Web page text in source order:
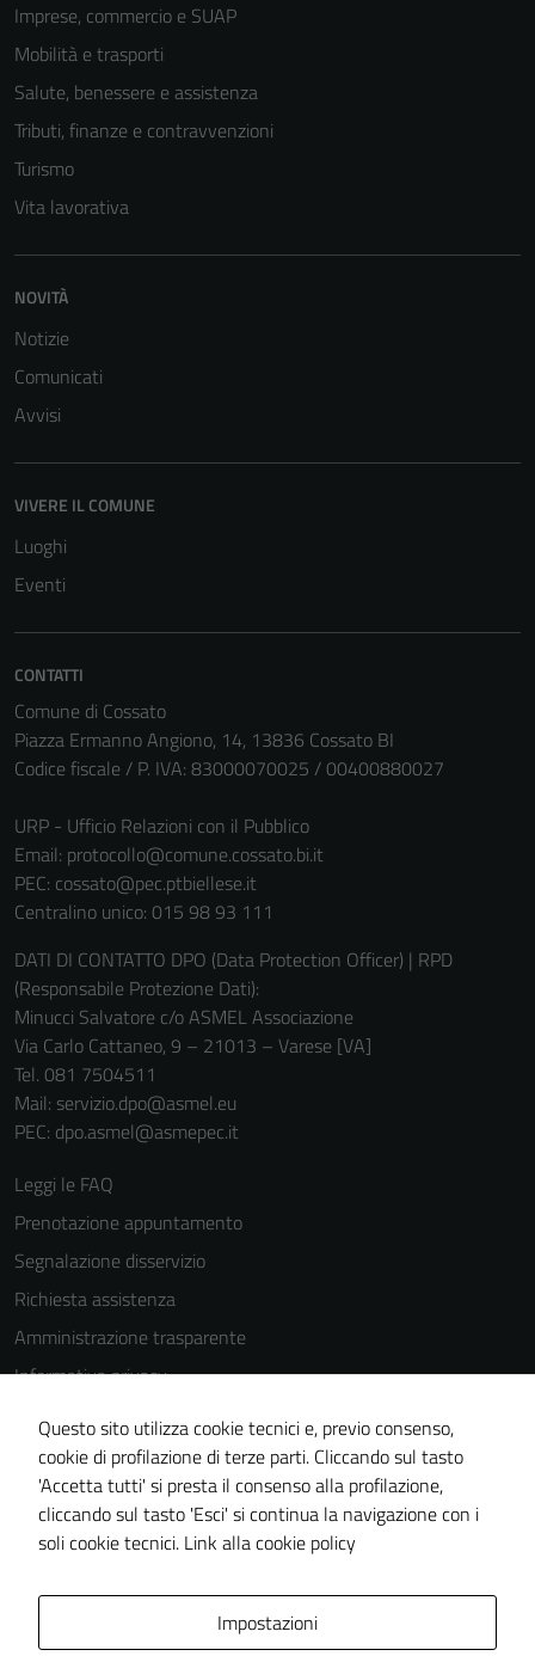
Imprese, commercio e SUAP
Mobilità e trasporti
Salute, benessere e assistenza
Tributi, finanze e contravvenzioni
Turismo
Vita lavorativa
NOVITÀ
Notizie
Comunicati
Avvisi
VIVERE IL COMUNE
Luoghi
Eventi
CONTATTI
Comune di Cossato
Piazza Ermanno Angiono, 14, 13836 Cossato BI
Codice fiscale / P. IVA: 83000070025 / 00400880027
URP - Ufficio Relazioni con il Pubblico
Email: protocollo@comune.cossato.bi.it
PEC: cossato@pec.ptbiellese.it
Centralino unico: 015 98 93 111
DATI DI CONTATTO DPO (Data Protection Officer) | RPD
(Responsabile Protezione Dati):
Minucci Salvatore c/o ASMEL Associazione
Via Carlo Cattaneo, 9 – 21013 – Varese [VA]
Tel. 081 7504511
Mail: servizio.dpo@asmel.eu
PEC: dpo.asmel@asmepec.it
Leggi le FAQ
Prenotazione appuntamento
Segnalazione disservizio
Richiesta assistenza
Amministrazione trasparente
Informativa privacy
Cookie Policy
Note legali
Dichiarazione di accessibilità
Piano di miglioramento del sito
Questo sito utilizza cookie tecnici e, previo consenso,
cookie di profilazione di terze parti. Cliccando sul tasto
'Accetta tutti' si presta il consenso alla profilazione,
cliccando sul tasto 'Esci' si continua la navigazione con i
soli cookie tecnici. Link alla cookie policy
Impostazioni
informazioni
personali.